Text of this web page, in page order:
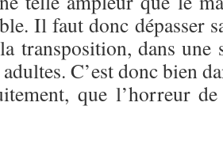
Il faut donc dépasser
transposition, dans une
C’est donc bien
que l’horreur